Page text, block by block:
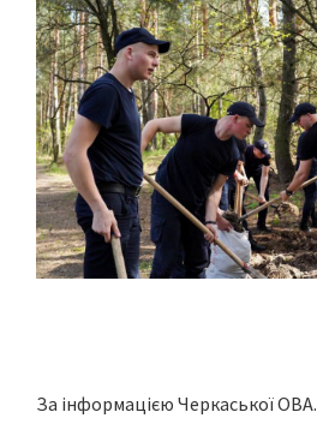
За інформацією Черкаської ОВА.